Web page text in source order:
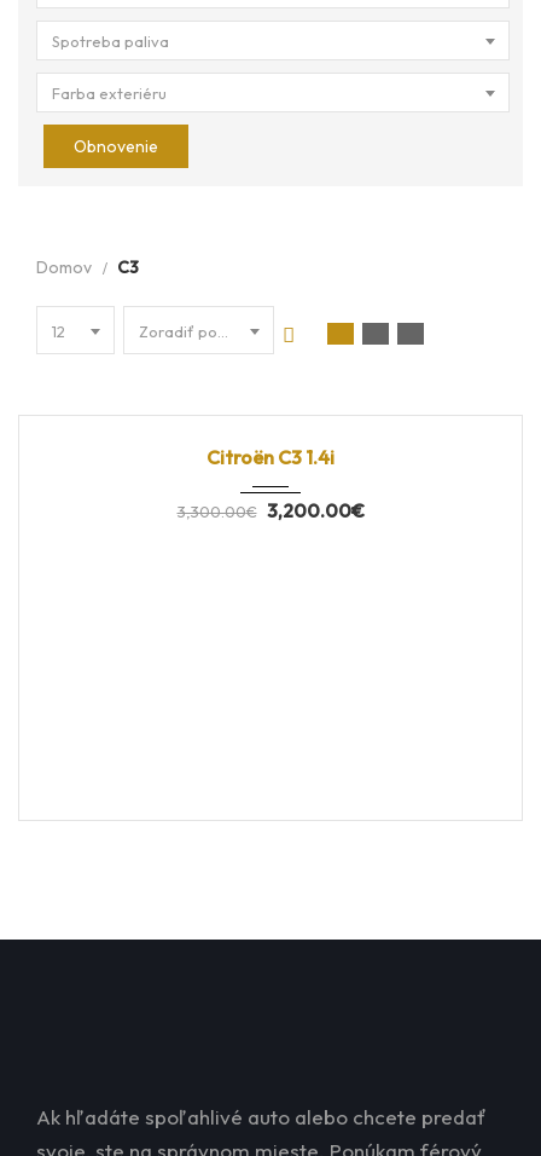
Spotreba paliva
Farba exteriéru
Obnovenie
Domov C3
12
Citroën C3 1.4i
3,300.00€ 3,200.00€
Ak hľadáte spoľahlivé auto alebo chcete predať
svoje, ste na správnom mieste. Ponúkam férový